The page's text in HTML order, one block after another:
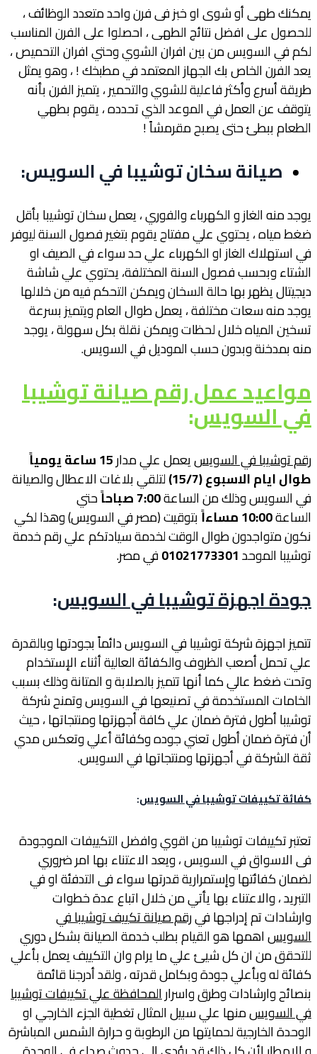
يمكنك طهى أو شوى او خبز فى فرن واحد متعدد الوظائف ،
للحصول على افضل نتائج الطهى ، احصلوا على الفرن المناسب
لكم في السويس من بين افران الشوي وحتي افران التحميص ،
يعد الفرن الخاص بك الجهاز المعتمد في مطبخك ! ، وهو يمثل
طريقة أسرع وأكثر فاعلية للشوي والتحمير ، يتميز الفرن بأنه
يتوقف عن العمل في الموعد الذي تحدده ، يقوم بطهي
الطعام ببطئ حتى يصبح مقرمشاً !
صيانة سخان توشيبا في السويس:
يوجد منه الغاز و الكهرباء والفوري ، يعمل سخان توشيبا بأقل
ضغط مياه ، يحتوي علي مفتاح يقوم بتغير فصول السنة ليوفر
في استهلاك الغاز او الكهرباء علي حد سواء في الصيف او
الشتاء وبحسب فصول السنة المختلفة، يحتوي علي شاشة
ديجيتال يظهر بها حالة السخان ويمكن التحكم فيه من خلالها
يوجد منه سعات مختلفة ، يعمل طوال العام ويتميز بسرعة
تسخين المياه خلال لحظات ويمكن نقلة بكل سهولة ، يوجد
منه بمدخنة وبدون حسب الموديل في السويس.
مواعيد عمل رقم صيانة توشيبا
في السويس:
رقم توشيبا في السويسيعمل علي مدار15ساعة يومياً
طوال ايام الاسبوع (15/7
)لتلقي بلاغات الاعطال والصيانة
في السويس وذلك من الساعة7:00صباحاًحتي
الساعة10:00مساءاًبتوقيت (مصر في السويس) وهذا لكي
نكون متواجدون طوال الوقت لخدمة سيادتكم علي رقم خدمة
توشيبا الموحد01021773301في مصر.
جودة اجهزة توشيبا في السويس:
تتميز اجهزة شركة توشيبا في السويس دائماً بجودتها وبالقدرة
علي تحمل أصعب الظروف والكفائة العالية أثناء الإستخدام
وتحت ضغط عالي كما أنها تتميز بالصلابة و المتانة وذلك بسبب
الخامات المستخدمة في تصنيعها في السويس وتمنح شركة
توشيبا أطول فترة ضمان علي كافة أجهزتها ومنتجاتها ، حيث
أن فترة ضمان أطول تعني جوده وكفائة أعلي وتعكس مدي
ثقة الشركة في أجهزتها ومنتجاتها في السويس.
كفائة تكييفات توشيبا في السويس:
تعتبر تكييفات توشيبا من اقوي وافضل التكييفات الموجودة
فى الاسواق في السويس ، ويعد الاعتناء بها امر ضروري
لضمان كفائتها وإستمرارية قدرتها سواء فى التدفئة او في
التبريد ، والاعتناء بها يأتي من خلال اتباع عدة خطوات
وارشادات تم إدراجها فيرقم صيانة تكييف توشيبا في
السويساهمها هو القيام بطلب خدمة الصيانة بشكل دوري
للتحقق من ان كل شيئ علي ما يرام وان التكييف يعمل بأعلي
كفائة له وبأعلي جودة وبكامل قدرته ، ولقد أدرجنا قائمة
بنصائح وارشادات وطرق واسرارالمحافظة علي تكييفات توشيبا
في السويسمنها علي سبيل المثال تغطية الجزء الخارجي او
الوحدة الخارجية لحمايتها من الرطوبة و حرارة الشمس المباشرة